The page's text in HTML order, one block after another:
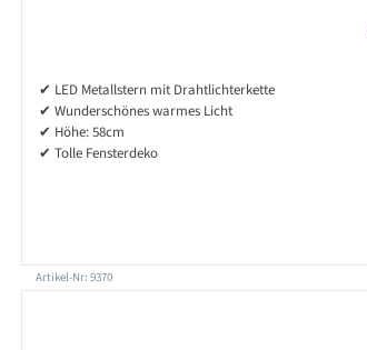
✔ LED Metallstern mit Drahtlichterkette
✔ Wunderschönes warmes Licht
✔ Höhe: 58cm
✔ Tolle Fensterdeko
Artikel-Nr: 9370